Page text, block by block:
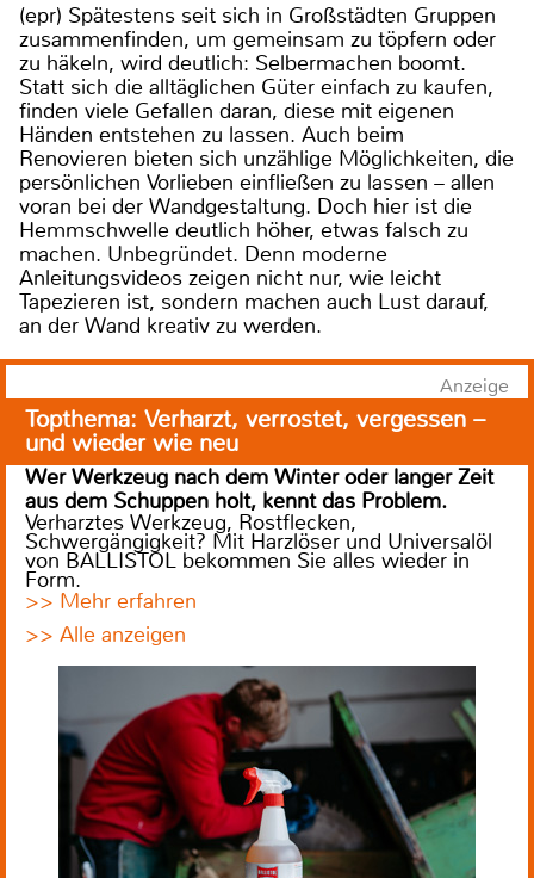
(epr) Spätestens seit sich in Großstädten Gruppen
zusammenfinden, um gemeinsam zu töpfern oder
zu häkeln, wird deutlich: Selbermachen boomt.
Statt sich die alltäglichen Güter einfach zu kaufen,
finden viele Gefallen daran, diese mit eigenen
Händen entstehen zu lassen. Auch beim
Renovieren bieten sich unzählige Möglichkeiten, die
persönlichen Vorlieben einfließen zu lassen – allen
voran bei der Wandgestaltung. Doch hier ist die
Hemmschwelle deutlich höher, etwas falsch zu
machen. Unbegründet. Denn moderne
Anleitungsvideos zeigen nicht nur, wie leicht
Tapezieren ist, sondern machen auch Lust darauf,
an der Wand kreativ zu werden.
Anzeige
Topthema: Verharzt, verrostet, vergessen –
und wieder wie neu
Wer Werkzeug nach dem Winter oder langer Zeit
aus dem Schuppen holt, kennt das Problem.
Verharztes Werkzeug, Rostflecken,
Schwergängigkeit? Mit Harzlöser und Universalöl
von BALLISTOL bekommen Sie alles wieder in
Form.
>> Mehr erfahren
>> Alle anzeigen